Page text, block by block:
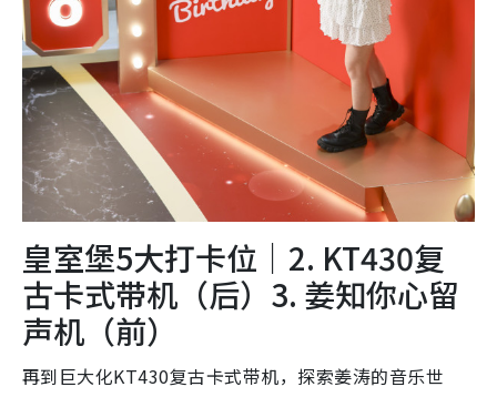
皇室堡5大打卡位｜2. KT430复
古卡式带机（后）3. 姜知你心留
声机（前）
再到巨大化KT430复古卡式带机，探索姜涛的音乐世